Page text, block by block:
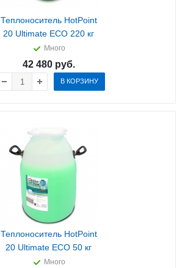
Теплоноситель HotPoint
20 Ultimate ECO 220 кг
Много
42 480руб.
В КОРЗИНУ
Теплоноситель HotPoint
20 Ultimate ECO 50 кг
Много